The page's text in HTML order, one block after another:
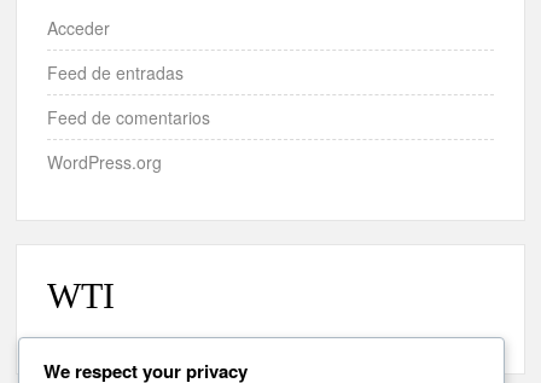
Acceder
Feed de entradas
Feed de comentarios
WordPress.org
WTI
We respect your privacy